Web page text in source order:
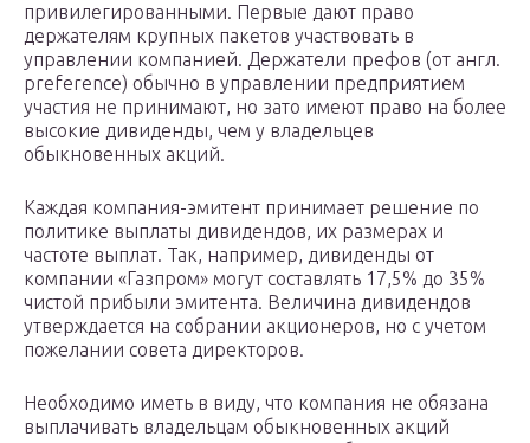
привилегированными. Первые дают право
держателям крупных пакетов участвовать в
управлении компанией. Держатели префов (от англ.
preference) обычно в управлении предприятием
участия не принимают, но зато имеют право на более
высокие дивиденды, чем у владельцев
обыкновенных акций.
Каждая компания-эмитент принимает решение по
политике выплаты дивидендов, их размерах и
частоте выплат. Так, например, дивиденды от
компании «Газпром» могут составлять 17,5% до 35%
чистой прибыли эмитента. Величина дивидендов
утверждается на собрании акционеров, но с учетом
пожелании совета директоров.
Необходимо иметь в виду, что компания не обязана
выплачивать владельцам обыкновенных акций